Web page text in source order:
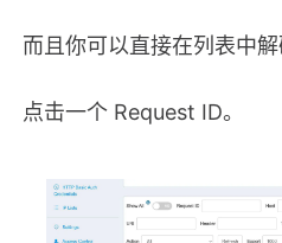
而且你可以直接在列表中解
点击一个 Request ID。